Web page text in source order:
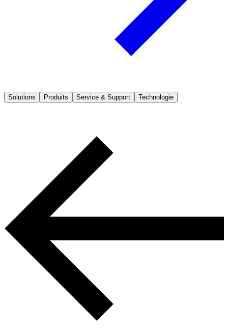
Solutions Produits Service & Support Technologie